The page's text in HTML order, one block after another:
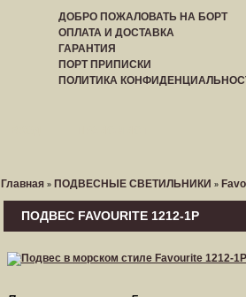
ДОБРО ПОЖАЛОВАТЬ НА БОРТ
ОПЛАТА И ДОСТАВКА
ГАРАНТИЯ
ПОРТ ПРИПИСКИ
ПОЛИТИКА
Главная » ПОДВЕСНЫЕ СВЕТИЛЬНИКИ »
ПОДВЕС FAVOURITE 1212-1P